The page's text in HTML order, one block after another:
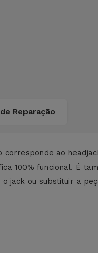
Reparação
corresponde ao
100% funcional. É
jack ou substituir a